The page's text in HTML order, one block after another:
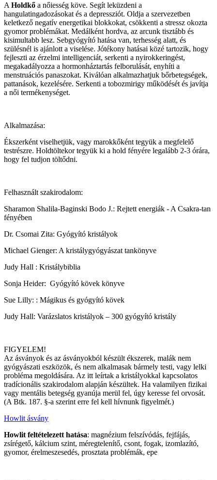
A Holdkő a nőiesség köve. Segít leküzdeni a
hangulatingadozásokat és a depressziót. Oldja a szervezetben
keletkező negatív energetikai blokkokat, csökkenti a stressz okozta
gyomor problémákat. Medálként hordva, az arcunk tisztább és
kisimultabb lesz. Sebgyógyító hatása van, terhesség alatt, és
szülésnél is ajánlott a viselése. Jótékony hatásai közé tartozik, hogy
fejleszti az érzelmi intelligenciát, serkenti a nyirokkeringést,
megakadályozza a hormonháztartás felborulását, enyhíti a
menstruációs panaszokat. Kiválóan alkalmazhatjuk bőrbetegségek,
pattanások, kezelésére. Serkenti a tobozmirigy működését és javítja
a női termékenységet.
Alkalmazása:
Ékszerként viselhetjük, vagy marokkőként tegyük a megfelelő
testrészre. Holdtöltekor tegyük ki a hold fényére legalább 2-3 órára,
hogy fel tudjon töltődni.
Felhasznált szakirodalom:
Sharamon Shalila-Baginski Bodo J.: Rejtett energiák - A Csakra-tan
fényében
Dr. Csomai Zita: Gyógyító kristályok
Michael Gienger: A kristálygyógyászat tankönyve
Judy Hall : Kristálybiblia
Sonja Heider: Gyógyító kövek könyve
Sue Lilly: : Mágikus és gyógyító kövek
Judy Hall: Varázslatos kristályok – 300 gyógyító kristály
FIGYELEM!
Az ásványok és az ásványokból készült ékszerek, malák nem
gyógyászati eszközök, és nem alkalmasak bármely testi, vagy lelki
probléma megoldására. Az itt leírtak a kristályokkal kapcsolatos
tradícionális szakirodalom alapján készültek. Ha valamilyen fizikai
vagy mentális betegség gyanúja merül fel, úgy keresse fel orvosát.
(A Btk. 187. §-a szerint erre fel kell hívnunk figyelmét.)
Howlit ásvány
Howlit feltételezett hatása: magnézium felszívódás, fejfájás,
zsírégető, kálcium szint, méregtelenítő, csont, fogak, izomlazító,
gyomor, érelmeszesedés, prosztata problémák, epe